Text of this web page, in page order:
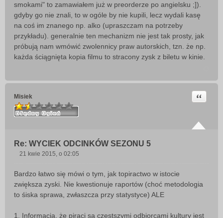
smokami" to zamawiałem już w preorderze po angielsku ;]).
gdyby go nie znali, to w ogóle by nie kupili, lecz wydali kasę
na coś im znanego np. alko (upraszczam na potrzeby
przykładu). generalnie ten mechanizm nie jest tak prosty, jak
próbują nam wmówić zwolennicy praw autorskich, tzn. że np.
każda ściągnięta kopia filmu to stracony zysk z biletu w kinie.
Misiek
Re: WYCIEK ODCINKÓW SEZONU 5
Cytuj
s
t
21 kwie 2015, o 02:05
Bardzo łatwo się mówi o tym, jak topiractwo w istocie
zwiększa zyski. Nie kwestionuje raportów (choć metodologia
to śiska sprawa, zwłaszcza przy statystyce) ALE
1. Informacja, że piraci są czestszymi odbiorcami kultury jest